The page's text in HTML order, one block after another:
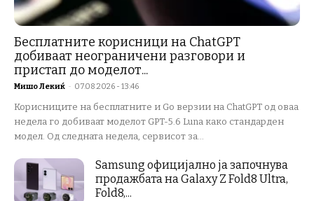
Бесплатните корисници на ChatGPT
добиваат неограничени разговори и
пристап до моделот...
Мишо Лекиќ - 07.08.2026 - 13:46
Корисниците на бесплатните и Go верзии на ChatGPT од оваа
недела го добиваат моделот GPT-5.6 Luna како стандарден
модел. Од следната недела, сервисот за...
Samsung официјално ја започнува
продажбата на Galaxy Z Fold8 Ultra,
Fold8,...